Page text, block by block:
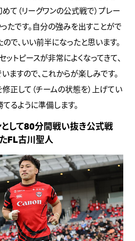
めて（リーグワンの公式戦で）プレー
たです。自分の強みを出すことがで
ので、いい前半になったと思います。
トピースが非常によくなってきて、
ますので、これからが楽しみです。
正して（チームの状態を）上げてい
るように準備します。
として80分間戦い抜き公式戦
FL古川聖人